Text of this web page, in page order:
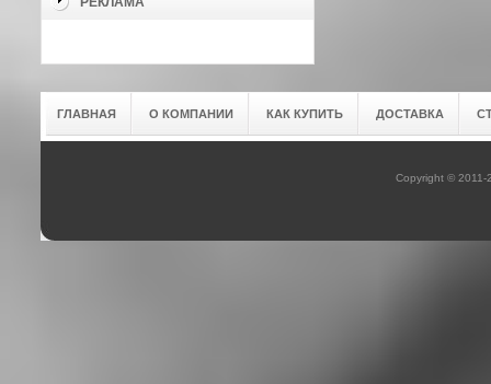
ГЛАВНАЯ О КОМПАНИИ КАК КУПИТЬ ДОСТАВКА
Copyright © 2011-